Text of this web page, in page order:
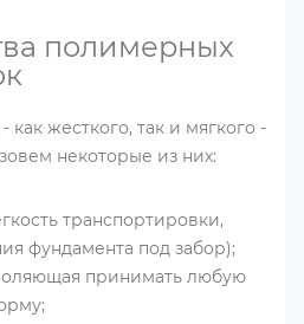
полимерных
как жесткого, так и мягкого -
некоторые из них:
транспортировки,
фундамента под забор);
принимать любую